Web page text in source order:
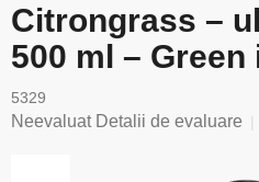
Citrongrass –
500 ml – Green
5329
Evaluarea
Neevaluat Detalii de evaluare